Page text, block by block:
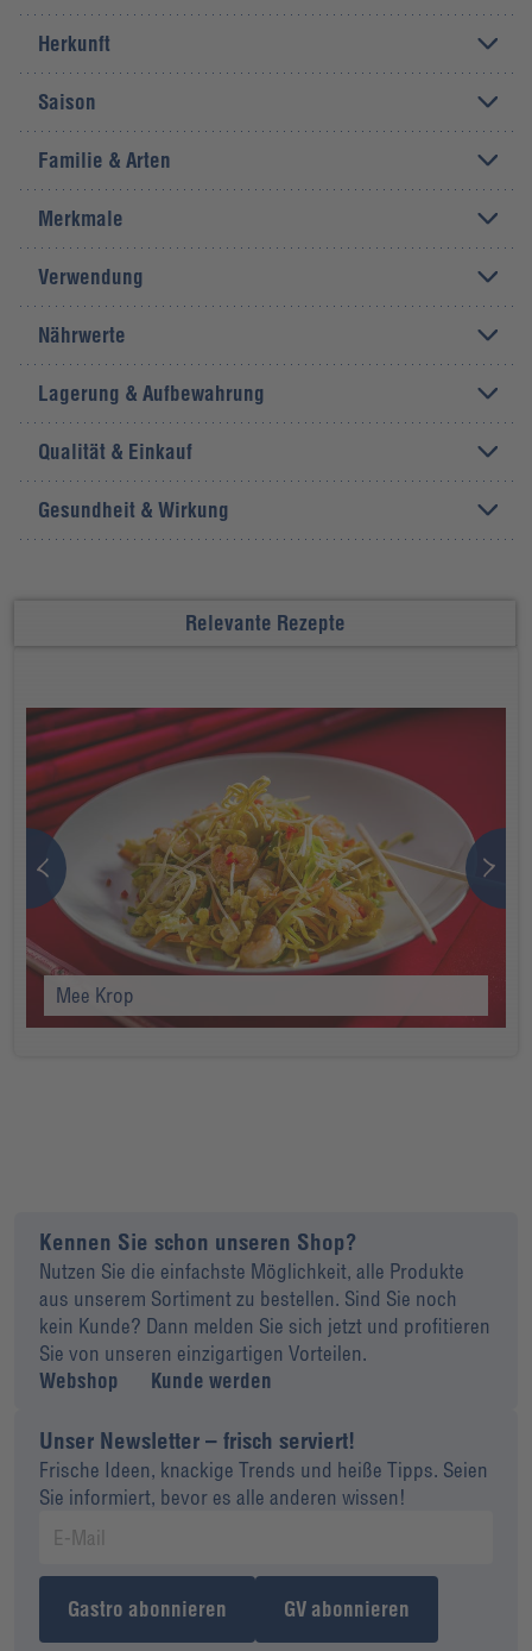
Herkunft
Saison
Familie & Arten
Merkmale
Verwendung
Nährwerte
Lagerung & Aufbewahrung
Qualität & Einkauf
Gesundheit & Wirkung
Relevante Rezepte
Mee Krop
Kennen Sie schon unseren Shop?
Nutzen Sie die einfachste Möglichkeit, alle Produkte
aus unserem Sortiment zu bestellen. Sind Sie noch
kein Kunde? Dann melden Sie sich jetzt und profitieren
Sie von unseren einzigartigen Vorteilen.
Webshop
Kunde werden
Unser Newsletter – frisch serviert!
Frische Ideen, knackige Trends und heiße Tipps. Seien
Sie informiert, bevor es alle anderen wissen!
Gastro abonnieren GV abonnieren